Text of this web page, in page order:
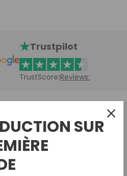
Trustpilot
TrustScore:Reviews:
SUR